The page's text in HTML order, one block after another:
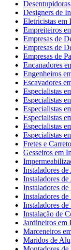
Designers de
Eletricistas em
Empreiteiros
Empresas de
Empresas de
Empresas de
Encanadores
Engenheiros
Escavadores
Especialistas
Especialistas
Especialistas
Especialistas
Especialistas
Especialistas
Fretes e
Gesseiros em
Instaladores
Instaladores
Instaladores
Instaladores de
Instaladores de
Instalação de
Jardineiros em
Marceneiros
Maridos de